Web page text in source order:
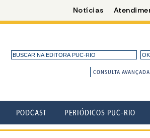
CONSULTA AVANÇADA
PODCAST PERIÓDICOS PUC-RIO